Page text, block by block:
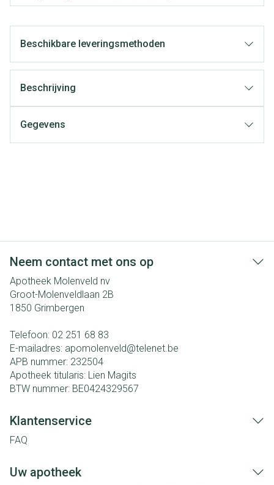
Beschikbare leveringsmethoden
Beschrijving
Gegevens
Neem contact met ons op
Apotheek Molenveld nv
Groot-Molenveldlaan 2B
1850 Grimbergen
Telefoon: 02 251 68 83
E-mailadres: apomolenveld@telenet.be
APB nummer: 232504
Apotheek titularis: Lien Magits
BTW nummer: BE0424329567
Klantenservice
FAQ
Uw apotheek